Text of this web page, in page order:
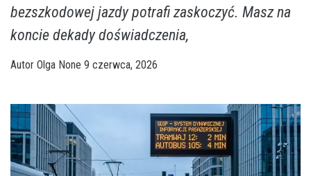
bezszkodowej jazdy potrafi zaskoczyć. Masz na
koncie dekady doświadczenia,
Autor Olga None 9 czerwca, 2026